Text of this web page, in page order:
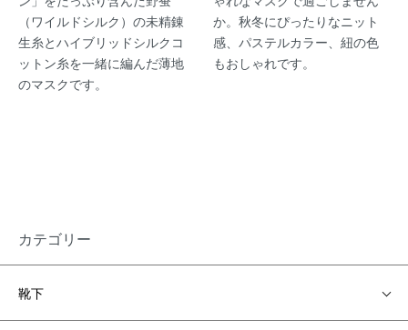
（ワイルドシルク）の未精錬
生糸とハイブリッドシルクコ
ットン糸を一緒に編んだ薄地
のマスクです。
か。秋冬にぴったりなニット
感、パステルカラー、紐の色
もおしゃれです。
カテゴリー
靴下